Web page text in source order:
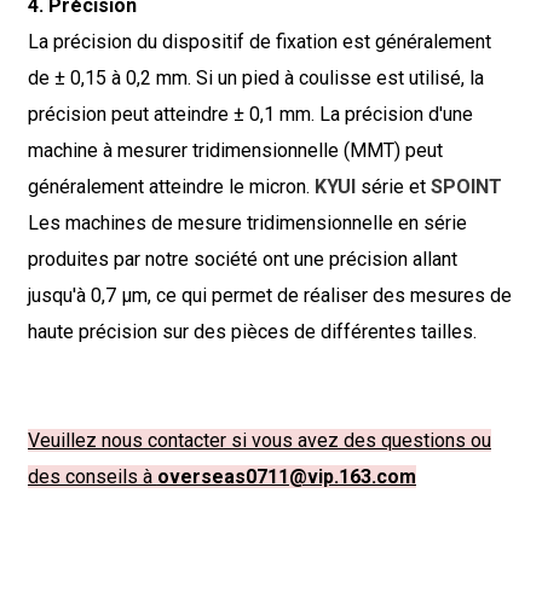
4. Précision
La précision du dispositif de fixation est généralement
de ± 0,15 à 0,2 mm. Si un pied à coulisse est utilisé, la
précision peut atteindre ± 0,1 mm. La précision d'une
machine à mesurer tridimensionnelle (MMT) peut
généralement atteindre le micron. KYUI série et SPOINT
Les machines de mesure tridimensionnelle en série
produites par notre société ont une précision allant
jusqu'à 0,7 µm, ce qui permet de réaliser des mesures de
haute précision sur des pièces de différentes tailles.
Veuillez nous contacter si vous avez des questions ou
des conseils à overseas0711@vip.163.com